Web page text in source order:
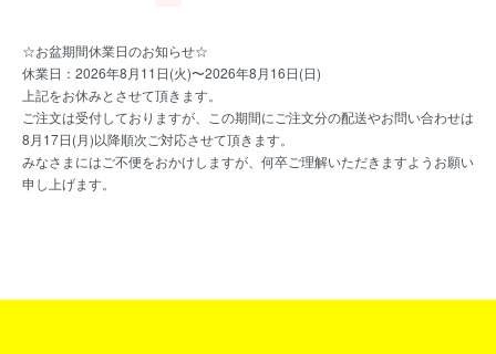
☆お盆期間休業日のお知らせ☆
休業日：2026年8月11日(火)〜2026年8月16日(日)
上記をお休みとさせて頂きます。
ご注文は受付しておりますが、この期間にご注文分の配送やお問い合わせは
8月17日(月)以降順次ご対応させて頂きます。
みなさまにはご不便をおかけしますが、何卒ご理解いただきますようお願い
申し上げます。